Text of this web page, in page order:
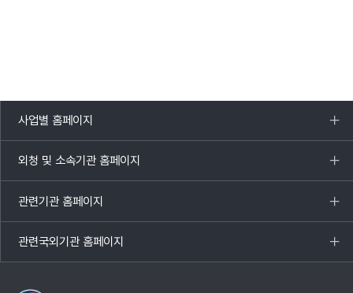
사업별 홈페이지
목록
열기
외청 및 소속기관 홈페이지
목록
열기
관련기관 홈페이지
목록
열기
관련국외기관 홈페이지
목록
열기